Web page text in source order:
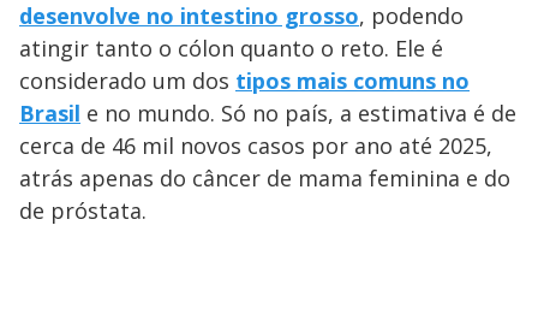
desenvolve no intestino grosso, podendo
atingir tanto o cólon quanto o reto. Ele é
considerado um dos tipos mais comuns no
Brasil e no mundo. Só no país, a estimativa é de
cerca de 46 mil novos casos por ano até 2025,
atrás apenas do câncer de mama feminina e do
de próstata.